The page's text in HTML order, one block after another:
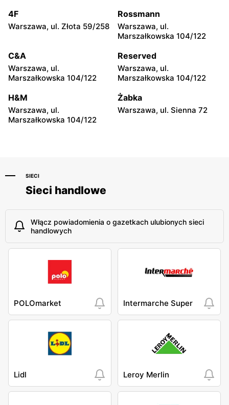
Iwierzyce, ul. Iwierzyce
152A
Tczew, ul. Franciszka Żwirki
61
Hyżne, ul. Hyżne 100 Jarosław, ul. Pełkińska 147
moje sklepy moje sklepy
4F
Warszawa, ul. Złota 59/258
Rossmann
Warszawa, ul.
Marszałkowska 104/122
C&A
Warszawa, ul.
Marszałkowska 104/122
Reserved
Warszawa, ul.
Marszałkowska 104/122
H&M
Warszawa, ul.
Marszałkowska 104/122
Żabka
Warszawa, ul. Sienna 72
SIECI
Sieci handlowe
Włącz powiadomienia o gazetkach ulubionych sieci
handlowych
POLOmarket Intermarche Super
Lidl Leroy Merlin